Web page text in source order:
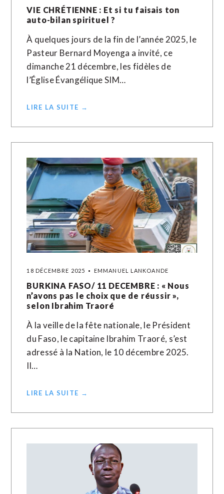
VIE CHRÉTIENNE : Et si tu faisais ton
auto-bilan spirituel ?
À quelques jours de la fin de l’année 2025, le
Pasteur Bernard Moyenga a invité, ce
dimanche 21 décembre, les fidèles de
l’Église Évangélique SIM…
LIRE LA SUITE →
18 DÉCEMBRE 2025 EMMANUEL LANKOANDE
BURKINA FASO/ 11 DECEMBRE : « Nous
n’avons pas le choix que de réussir »,
selon Ibrahim Traoré
À la veille de la fête nationale, le Président
du Faso, le capitaine Ibrahim Traoré, s’est
adressé à la Nation, le 10 décembre 2025.
Il…
LIRE LA SUITE →